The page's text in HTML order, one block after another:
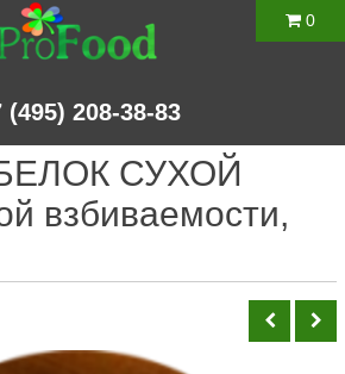
(495) 208-38-83
0
СУХОЙ
взбиваемости,